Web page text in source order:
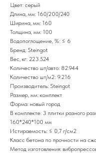
Цвет: серый
Длина, мм: 160/200/240
Ширина, мм: 160
Толщина, мм: 100
Водопоглощение, %: ≤ 6
Бренд: Steingot
Вес, кг: 223.524
Количество шт/авто: 82.944
Количество шт/м2: 9.216
Производитель: Steingot
Размер, мм: комплект
Форма: новый город
В комплекте: 3 плитки разного
160*240*100 мм
Истираемость: ≤ 0,7 г/см2
Класс бетона по прочности на
Метод изготовления: